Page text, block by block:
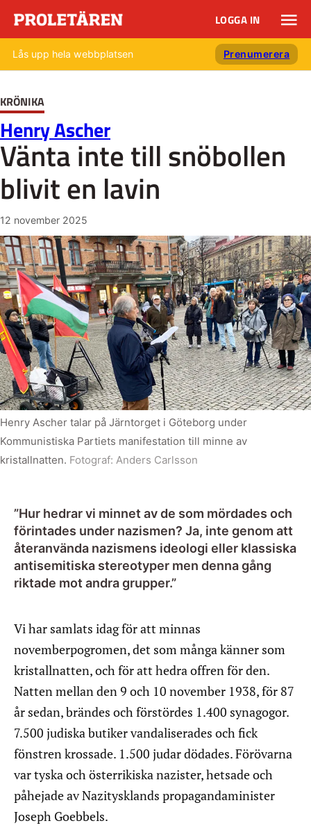
LOGGA IN
Lås upp hela webbplatsen Prenumerera
KRÖNIKA
Henry Ascher
Vänta inte till snöbollen
blivit en lavin
12 november 2025
Henry Ascher talar på Järntorget i Göteborg under
Kommunistiska Partiets manifestation till minne av
kristallnatten. Fotograf: Anders Carlsson
”Hur hedrar vi minnet av de som mördades och
förintades under nazismen? Ja, inte genom att
återanvända nazismens ideologi eller klassiska
antisemitiska stereotyper men denna gång
riktade mot andra grupper.”
Vi har samlats idag för att minnas
novemberpogromen, det som många känner som
kristallnatten, och för att hedra offren för den.
Natten mellan den 9 och 10 november 1938, för 87
år sedan, brändes och förstördes 1.400 synagogor.
7.500 judiska butiker vandaliserades och fick
fönstren krossade. 1.500 judar dödades. Förövarna
var tyska och österrikiska nazister, hetsade och
påhejade av Nazitysklands propagandaminister
Joseph Goebbels.